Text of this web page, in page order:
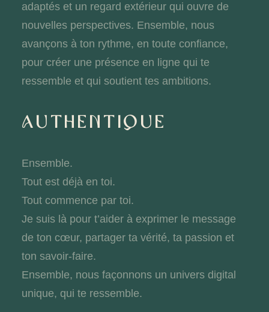
adaptés et un regard extérieur qui ouvre de
nouvelles perspectives. Ensemble, nous
avançons à ton rythme, en toute confiance,
pour créer une présence en ligne qui te
ressemble et qui soutient tes ambitions.
Authentique
Ensemble.
Tout est déjà en toi.
Tout commence par toi.
Je suis là pour t’aider à exprimer le message
de ton cœur, partager ta vérité, ta passion et
ton savoir-faire.
Ensemble, nous façonnons un univers digital
unique, qui te ressemble.